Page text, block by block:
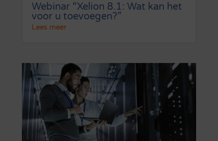
Webinar “Xelion 8.1: Wat kan het
voor u toevoegen?”
Lees meer